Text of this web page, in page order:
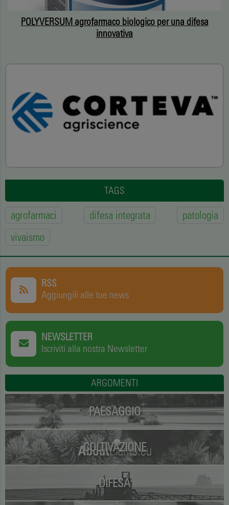
POLYVERSUM agrofarmaco biologico per una difesa
innovativa
TAGS
agrofarmaci difesa integrata
patologia
vivaismo
RSS
Aggiungili alle tue news
NEWSLETTER
Iscriviti alla nostra Newsletter
ARGOMENTI
PAESAGGIO
COLTIVAZIONE
DIFESA